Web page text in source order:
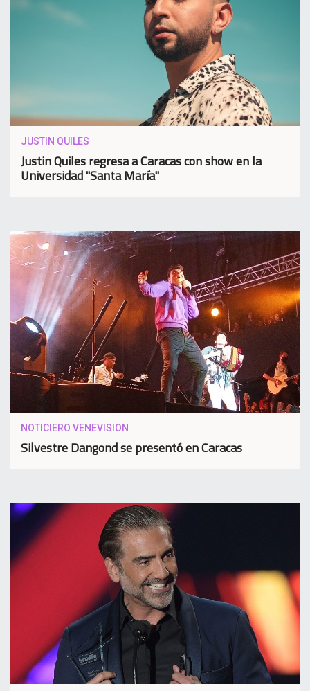
JUSTIN QUILES
Justin Quiles regresa a Caracas con show en la
Universidad "Santa María"
NOTICIERO VENEVISION
Silvestre Dangond se presentó en Caracas